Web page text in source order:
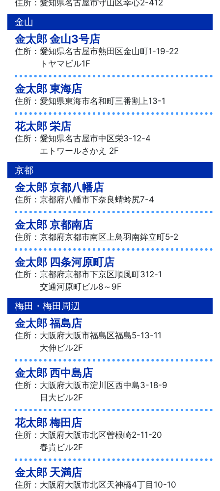
住所：愛知県名古屋市守山区幸心2-412
金山
金太郎 金山3号店
住所：愛知県名古屋市熱田区金山町1-19-22
トヤマビル1F
金太郎 東海店
住所：愛知県東海市名和町三番割上13-1
花太郎 栄店
住所：愛知県名古屋市中区栄3-12-4
エトワールさかえ 2F
京都
金太郎 京都八幡店
住所：京都府八幡市下奈良蜻蛉尻7-4
金太郎 京都南店
住所：京都府京都市南区上鳥羽南鉾立町5-2
金太郎 四条河原町店
住所：京都府京都市下京区順風町312-1
交通河原町ビル8～9F
梅田・梅田周辺
金太郎 福島店
住所：大阪府大阪市福島区福島5-13-11
大伸ビル2F
金太郎 西中島店
住所：大阪府大阪市淀川区西中島3-18-9
日大ビル2F
花太郎 梅田店
住所：大阪府大阪市北区曽根崎2-11-20
春貴ビル2F
金太郎 天満店
住所：大阪府大阪市北区天神橋4丁目10-10